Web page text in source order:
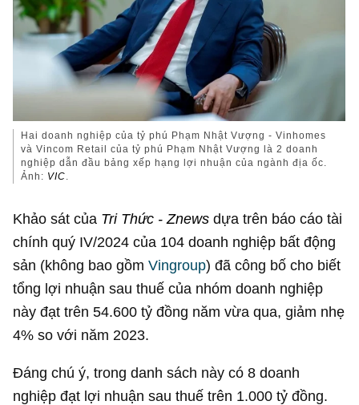
Hai doanh nghiệp của tỷ phú Phạm Nhật Vượng - Vinhomes
và Vincom Retail của tỷ phú Phạm Nhật Vượng là 2 doanh
nghiệp dẫn đầu bảng xếp hạng lợi nhuận của ngành địa ốc.
Ảnh: VIC.
Khảo sát của Tri Thức - Znews dựa trên báo cáo tài
chính quý IV/2024 của 104 doanh nghiệp bất động
sản (không bao gồmVingroup) đã công bố cho biết
tổng lợi nhuận sau thuế của nhóm doanh nghiệp
này đạt trên54.600 tỷ đồng năm vừa qua, giảm nhẹ
4% so với năm 2023.
Đáng chú ý, trong danh sách này có 8 doanh
nghiệp đạt lợi nhuận sau thuế trên 1.000 tỷ đồng.